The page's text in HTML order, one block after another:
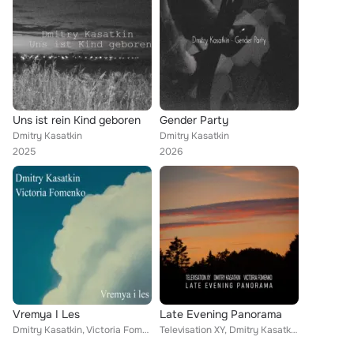
Uns ist rein Kind geboren
Dmitry Kasatkin
2025
Gender Party
Dmitry Kasatkin
2026
Vremya I Les
Dmitry Kasatkin, Victoria Fomenko
Late Evening Panorama
Televisation XY, Dmitry Kasatkin, Victoria Fomenko